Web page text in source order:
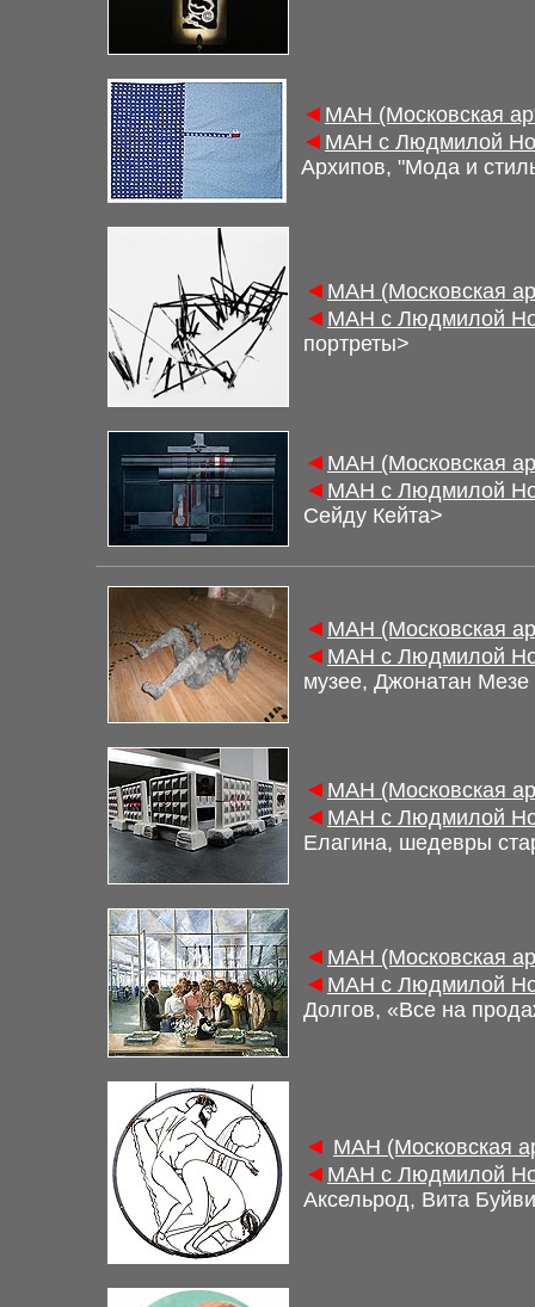
◄ МАН (Московская
◄ МАН с Людмилой
Архипов, "Мода и
◄ МАН (Московская
◄ МАН с Людмилой
портреты>
◄ МАН (Московская
◄ МАН с Людмилой
Сейду Кейта>
◄ МАН (Московская
◄ МАН с Людмилой
музее, Джонатан
◄ МАН (Московская
◄ МАН с Людмилой
Елагина, шедевры
◄ МАН (Московская
◄ МАН с Людмилой
Долгов, «Все на
◄ МАН (Московская
◄ МАН с Людмилой
Аксельрод, Вита